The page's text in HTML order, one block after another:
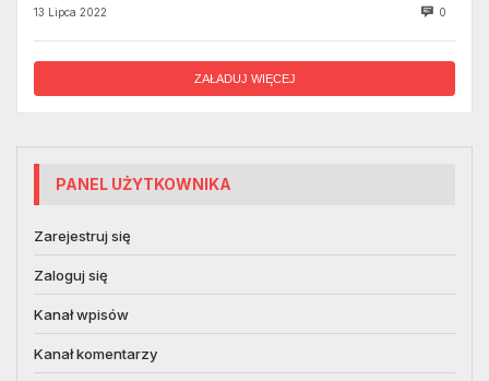
13 Lipca 2022 0
ZAŁADUJ WIĘCEJ
PANEL UŻYTKOWNIKA
Zarejestruj się
Zaloguj się
Kanał wpisów
Kanał komentarzy